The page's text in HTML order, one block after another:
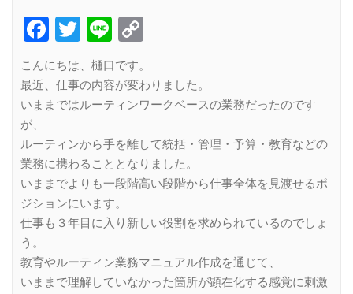
Facebook
Twitter
Line
こんにちは、樋口です。
最近、仕事の内容が変わりました。
いままではルーティンワークベースの業務だったのです
が、
ルーティンから手を離して統括・管理・予算・教育などの
業務に携わることとなりました。
いままでよりも一段階高い段階から仕事全体を見渡せるポ
ジションにいます。
仕事も３年目に入り新しい役割を求められているのでしょ
う。
教育やルーティン業務マニュアル作成を通じて、
いままで理解していなかった箇所が顕在化する感覚に刺激